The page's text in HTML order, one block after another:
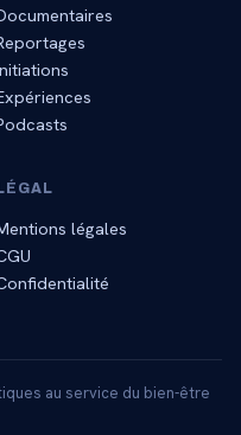
LÉGAL
légales
au service du bien-être